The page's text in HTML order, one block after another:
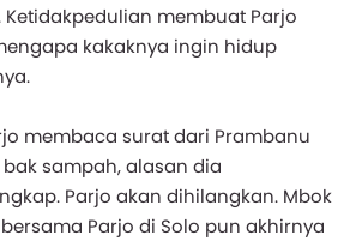
Ketidakpedulian membuat Parjo
kakaknya ingin hidup
membaca surat dari Prambanu
sampah, alasan dia
Parjo akan dihilangkan. Mbok
Parjo di Solo pun akhirnya